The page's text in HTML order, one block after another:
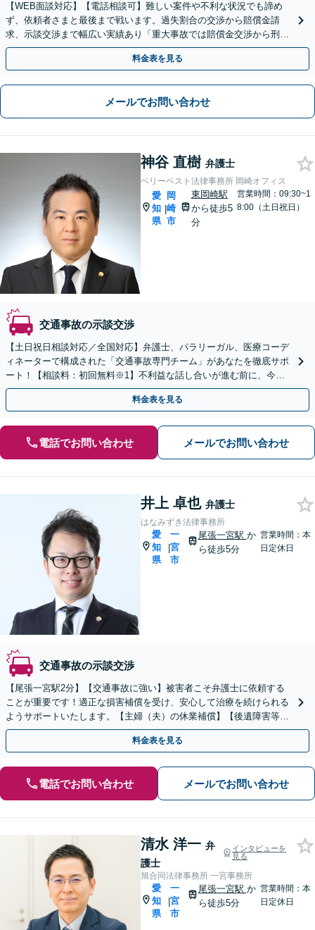
【WEB面談対応】【電話相談可】難しい案件や不利な状況でも諦め
ず、依頼者さまと最後まで戦います。過失割合の交渉から賠償金請
求、示談交渉まで幅広い実績あり「重大事故では賠償金交渉から刑事
事件のサポートまで一貫して対応」【休日・夜間相談可】
料金表を見る
メールでお問い合わせ
神谷 直樹 弁護士
ベリーベスト法律事務所 岡崎オフィス
愛
知
県
|
岡
崎
市
東岡崎駅
から徒歩5
分
営業時間：09:30~1
8:00（土日祝日）
交通事故の示談交渉
【土日祝日相談対応／全国対応】弁護士、パラリーガル、医療コーデ
ィネーターで構成された「交通事故専門チーム」があなたを徹底サポ
ート！【相談料：初回無料※1】不利益な話し合いが進む前に、今す
ぐ相談！
料金表を見る
電話でお問い合わせ メールでお問い合わせ
井上 卓也 弁護士
はなみずき法律事務所
愛
知
県
|
一
宮
市
尾張一宮駅 か
ら徒歩5分
営業時間：本
日定休日
交通事故の示談交渉
【尾張一宮駅2分】【交通事故に強い】被害者こそ弁護士に依頼する
ことが重要です！適正な損害補償を受け、安心して治療を続けられる
ようサポートいたします。【主婦（夫）の休業補償】【後遺障害等級
認定】【死亡事案】【初回相談無料】
料金表を見る
電話でお問い合わせ メールでお問い合わせ
清水 洋一 弁
護士
インタビューを
見る
旭合同法律事務所 一宮事務所
愛
知
県
|
一
宮
市
尾張一宮駅 か
ら徒歩5分
営業時間：本
日定休日